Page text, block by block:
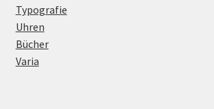
Typografie
Uhren
Bücher
Varia